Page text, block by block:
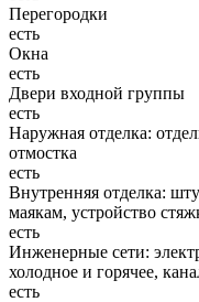
Перегородки
есть
Окна
есть
Двери входной группы
есть
Наружная отделка:
отмостка
есть
Внутренняя отделка:
маякам, устройство
есть
Инженерные сети:
холодное и горячее,
есть